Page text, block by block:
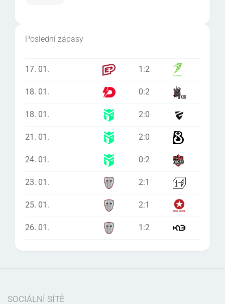
Poslední zápasy
17. 01. 1 :2
18. 01. 0:2
18. 01. 2:0
21. 01. 2:0
24. 01. 0:2
23. 01. 2:1
25. 01. 2:1
26. 01. 1 :2
SOCIÁLNÍ SÍTĚ